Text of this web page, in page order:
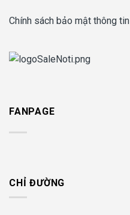
Chính sách bảo mật thông tin
FANPAGE
CHỈ ĐƯỜNG